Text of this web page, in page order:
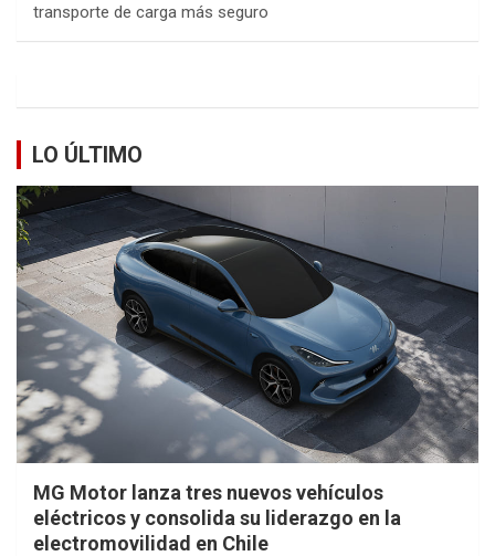
transporte de carga más seguro
LO ÚLTIMO
MG Motor lanza tres nuevos vehículos
eléctricos y consolida su liderazgo en la
electromovilidad en Chile